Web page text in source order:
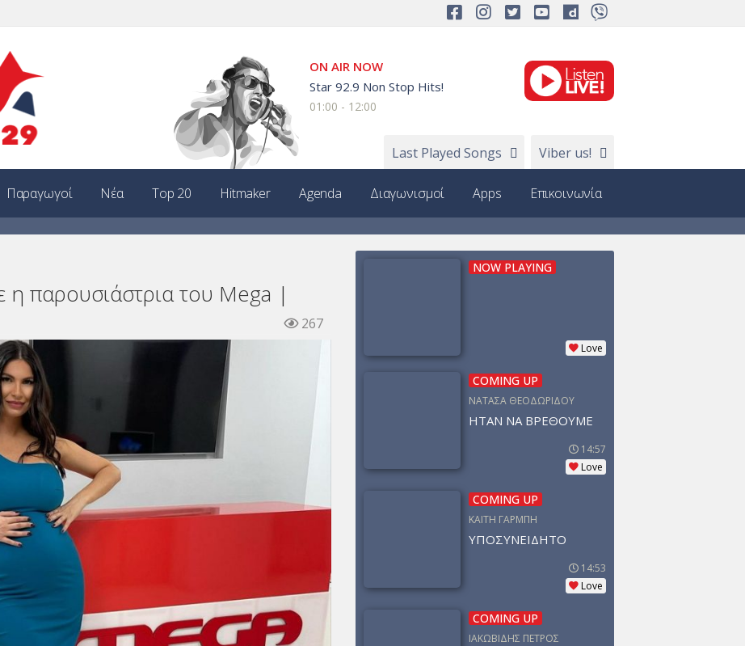
ON AIR NOW
Star 92.9 Non Stop Hits!
01:00 - 12:00
Last Played Songs Viber us!
Παραγωγοί Νέα Top 20 Hitmaker Agenda Διαγωνισμοί Apps Επικοινωνία
η παρουσιάστρια του Mega |
267
NOW PLAYING
Love
COMING UP
ΝΑΤΑΣΑ ΘΕΟΔΩΡΙΔΟΥ
ΗΤΑΝ ΝΑ ΒΡΕΘΟΥΜΕ
14:57
Love
COMING UP
ΚΑΙΤΗ ΓΑΡΜΠΗ
ΥΠΟΣΥΝΕΙΔΗΤΟ
14:53
Love
COMING UP
ΙΑΚΩΒΙΔΗΣ ΠΕΤΡΟΣ